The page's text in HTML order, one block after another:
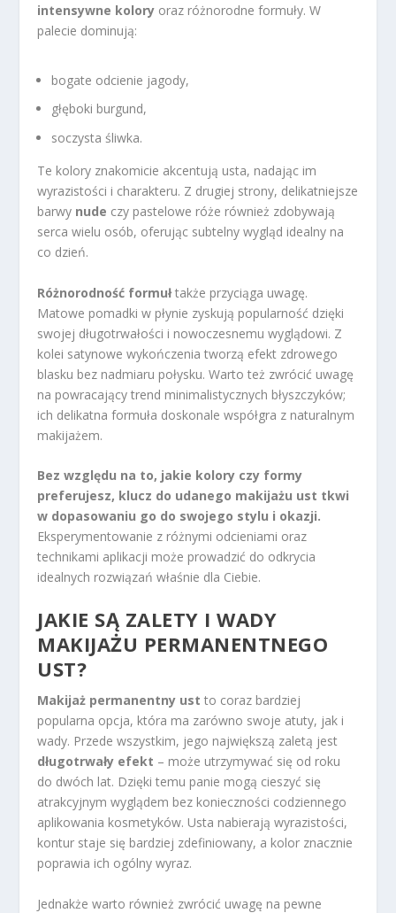
intensywne kolory oraz różnorodne formuły. W
palecie dominują:
bogate odcienie jagody,
głęboki burgund,
soczysta śliwka.
Te kolory znakomicie akcentują usta, nadając im
wyrazistości i charakteru. Z drugiej strony, delikatniejsze
barwy nude czy pastelowe róże również zdobywają
serca wielu osób, oferując subtelny wygląd idealny na
co dzień.
Różnorodność formułtakże przyciąga uwagę.
Matowe pomadki w płynie zyskują popularność dzięki
swojej długotrwałości i nowoczesnemu wyglądowi. Z
kolei satynowe wykończenia tworzą efekt zdrowego
blasku bez nadmiaru połysku. Warto też zwrócić uwagę
na powracający trend minimalistycznych błyszczyków;
ich delikatna formuła doskonale współgra z naturalnym
makijażem.
Bez względu na to, jakie kolory czy formy
preferujesz, klucz do udanego makijażu ust tkwi
w dopasowaniu go do swojego stylu i okazji.
Eksperymentowanie z różnymi odcieniami oraz
technikami aplikacji może prowadzić do odkrycia
idealnych rozwiązań właśnie dla Ciebie.
JAKIE SĄ ZALETY I WADY
MAKIJAŻU PERMANENTNEGO
UST?
Makijaż permanentny ust to coraz bardziej
popularna opcja, która ma zarówno swoje atuty, jak i
wady. Przede wszystkim, jego największą zaletą jest
długotrwały efekt – może utrzymywać się od roku
do dwóch lat. Dzięki temu panie mogą cieszyć się
atrakcyjnym wyglądem bez konieczności codziennego
aplikowania kosmetyków. Usta nabierają wyrazistości,
kontur staje się bardziej zdefiniowany, a kolor znacznie
poprawia ich ogólny wyraz.
Jednakże warto również zwrócić uwagę na pewne